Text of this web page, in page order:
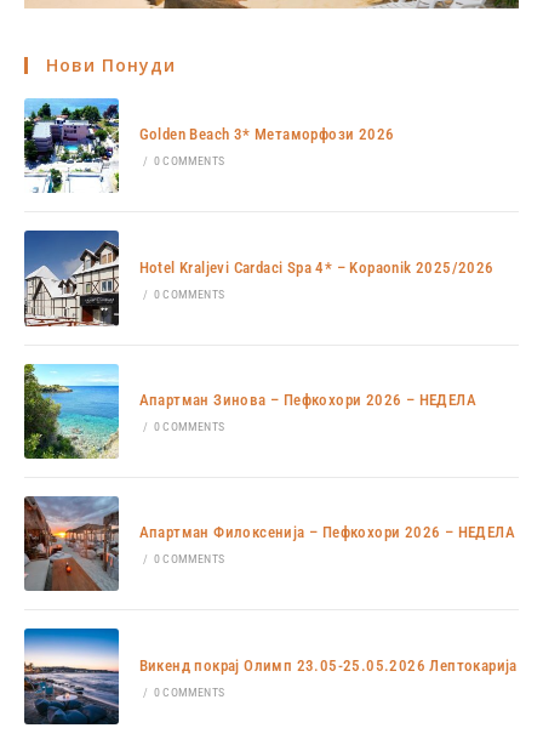
Нови Понуди
Golden Beach 3* Метаморфози 2026
/ 0 COMMENTS
Hotel Kraljevi Cardaci Spa 4* – Kopaonik 2025/2026
/ 0 COMMENTS
Апартман Зинова – Пефкохори 2026 – НЕДЕЛА
/ 0 COMMENTS
Апартман Филоксенија – Пефкохори 2026 – НЕДЕЛА
/ 0 COMMENTS
Викенд покрај Олимп 23.05-25.05.2026 Лептокарија
/ 0 COMMENTS